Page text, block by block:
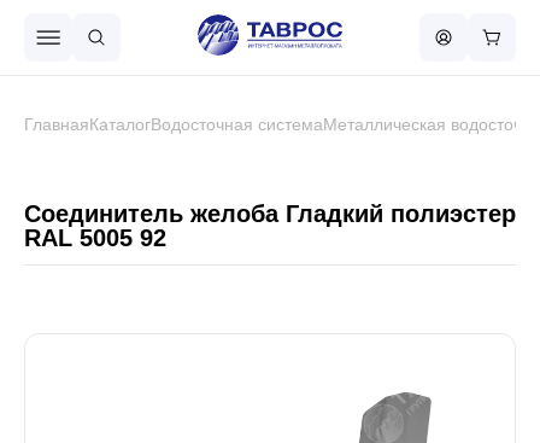
Металлочерепица
ГлавнаяКаталогВодосточная системаМеталлическая
Соединитель желоба Гладкий полиэстер
RAL 5005 92